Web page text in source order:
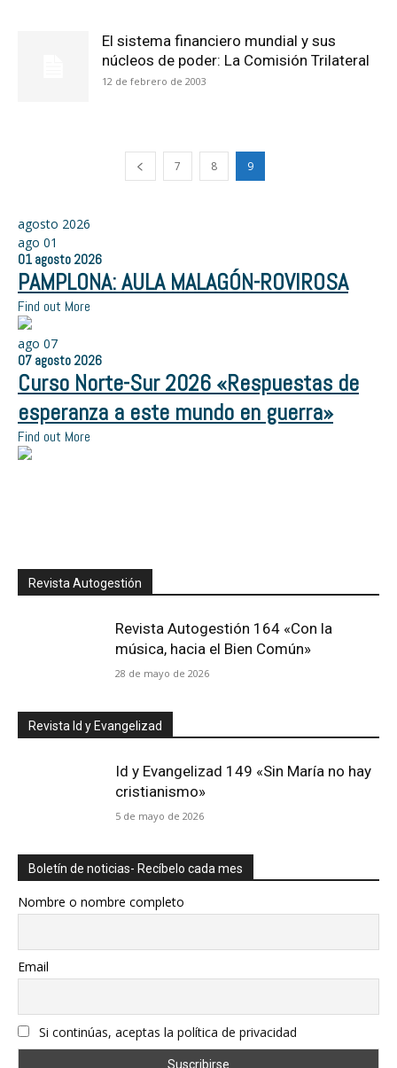
El sistema financiero mundial y sus
núcleos de poder: La Comisión Trilateral
12 de febrero de 2003
7 8 9
agosto 2026
ago 01
01 agosto 2026
PAMPLONA: AULA MALAGÓN-ROVIROSA
Find out More
ago 07
07 agosto 2026
Curso Norte-Sur 2026 «Respuestas de
esperanza a este mundo en guerra»
Find out More
Revista Autogestión
Revista Autogestión 164 «Con la
música, hacia el Bien Común»
28 de mayo de 2026
Revista Id y Evangelizad
Id y Evangelizad 149 «Sin María no hay
cristianismo»
5 de mayo de 2026
Boletín de noticias- Recíbelo cada mes
Nombre o nombre completo
Email
Si continúas, aceptas la política de privacidad